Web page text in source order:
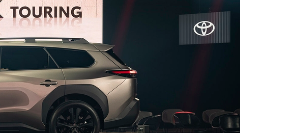
Vanaf € 55.950,-
(excl.